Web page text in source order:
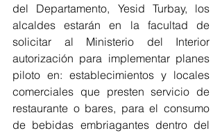
del Departamento, Yesid Turbay, los
alcaldes estarán en la facultad de
solicitar al Ministerio del Interior
autorización para implementar planes
piloto en: establecimientos y locales
comerciales que presten servicio de
restaurante o bares, para el consumo
de bebidas embriagantes dentro del